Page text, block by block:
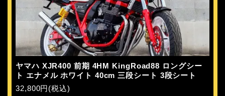
ヤマハ XJR400 前期 4HM KingRoad88 ロングシー
ト エナメル ホワイト 40cm 三段シート 3段シート
32,800円(税込)